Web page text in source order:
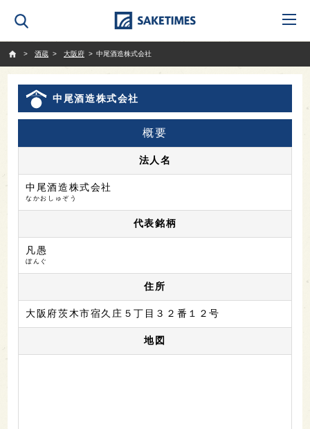
酒蔵
大阪府 中尾酒造株式会社
中尾酒造株式会社
概要
法人名
中尾酒造株式会社
なかおしゅぞう
代表銘柄
凡愚
ぼんぐ
住所
大阪府茨木市宿久庄５丁目３２番１２号
地図